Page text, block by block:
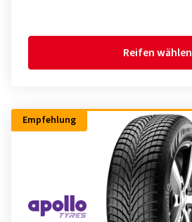
Reifen wählen
Empfehlung